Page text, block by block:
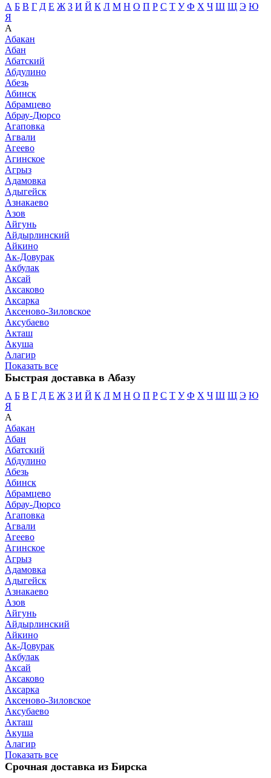
А Б В Г Д Е Ж З И Й К Л М Н О П Р С Т У Ф Х Ч Ш Щ Э Ю
Я
А
Абакан
Абан
Абатский
Абдулино
Абезь
Абинск
Абрамцево
Абрау-Дюрсо
Агаповка
Агвали
Агеево
Агинское
Агрыз
Адамовка
Адыгейск
Азнакаево
Азов
Айгунь
Айдырлинский
Айкино
Ак-Довурак
Акбулак
Аксай
Аксаково
Аксарка
Аксеново-Зиловское
Аксубаево
Акташ
Акуша
Алагир
Показать все
Быстрая доставка в Абазу
А Б В Г Д Е Ж З И Й К Л М Н О П Р С Т У Ф Х Ч Ш Щ Э Ю
Я
А
Абакан
Абан
Абатский
Абдулино
Абезь
Абинск
Абрамцево
Абрау-Дюрсо
Агаповка
Агвали
Агеево
Агинское
Агрыз
Адамовка
Адыгейск
Азнакаево
Азов
Айгунь
Айдырлинский
Айкино
Ак-Довурак
Акбулак
Аксай
Аксаково
Аксарка
Аксеново-Зиловское
Аксубаево
Акташ
Акуша
Алагир
Показать все
Срочная доставка из Бирска